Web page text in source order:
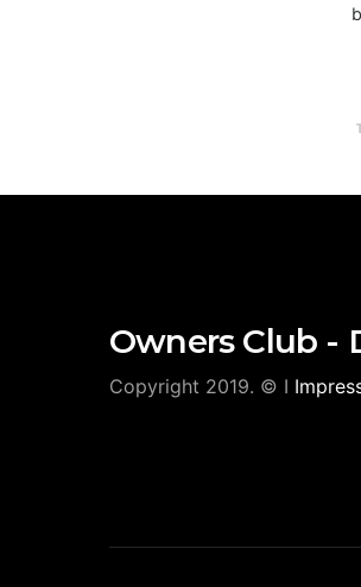
Owners Club -
Copyright 2019. © I